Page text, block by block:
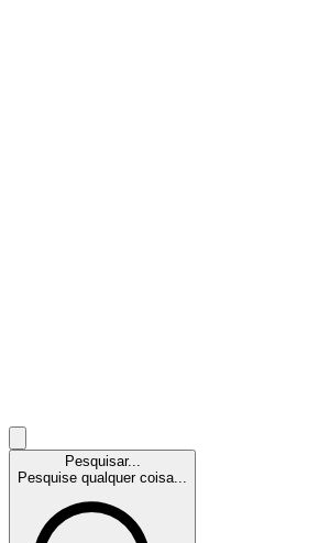
Pesquisar...
Pesquise qualquer coisa...